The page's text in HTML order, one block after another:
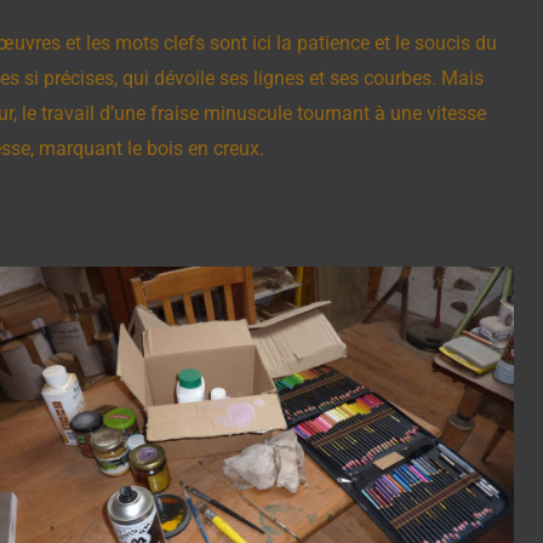
et les mots clefs sont ici la patience et le soucis du
si précises, qui dévoile ses lignes et ses courbes. Mais
le travail d’une fraise minuscule tournant à une vitesse
marquant le bois en creux.